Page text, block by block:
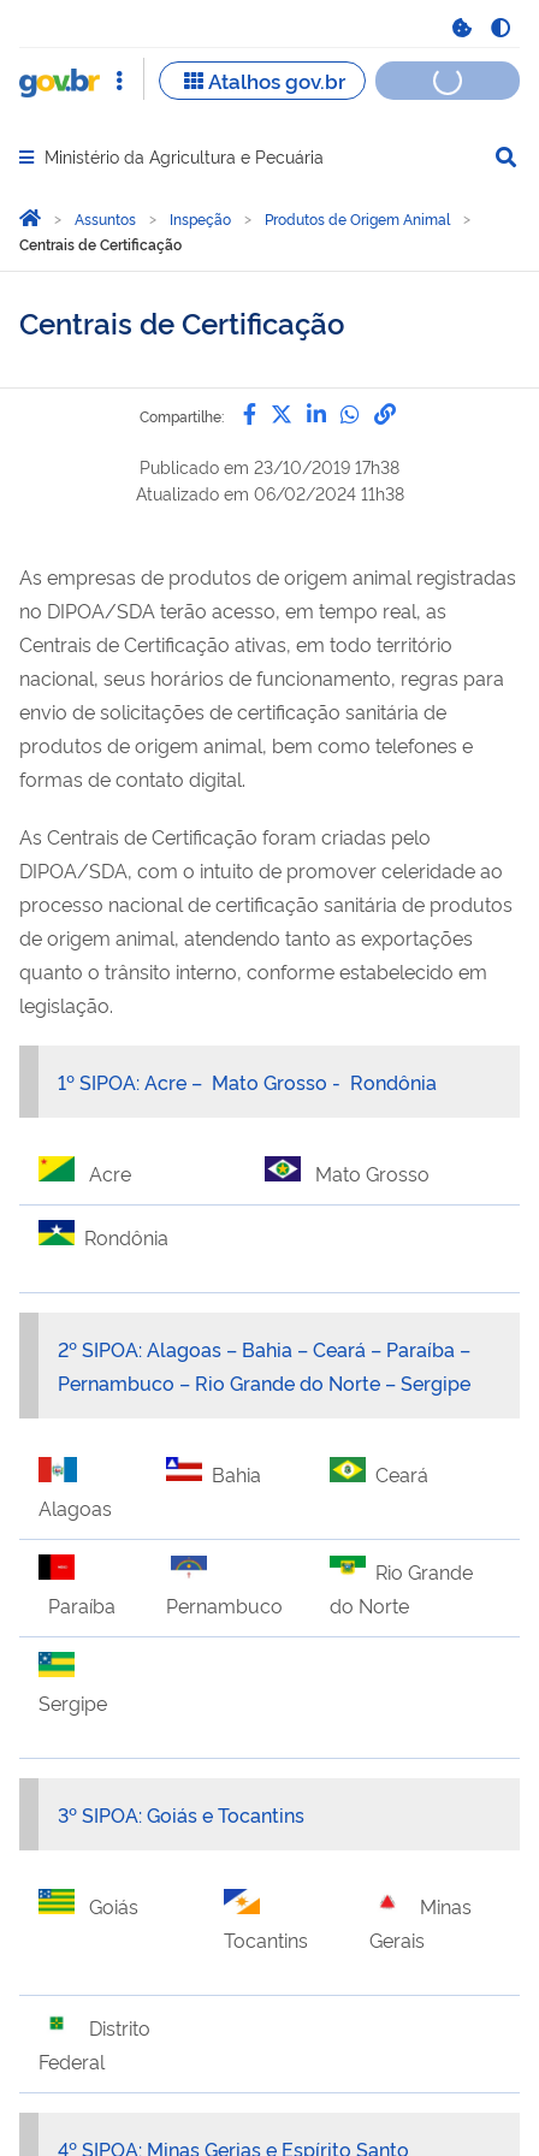
Abrir menu principal de navegação
Ministério da Agricultura e Pecuária
Você está aqui:
Página Inicial
Assuntos Inspeção
Produtos de Origem Animal
Centrais de Certificação
Centrais de Certificação
Compartilhe: Compartilhe por Facebook
Compartilhe por Twitter
Compartilhe por
Compartilhe
link para
Publicado em 23/10/2019 17h38
Atualizado em 06/02/2024 11h38
As empresas de produtos de origem animal registradas
no DIPOA/SDA terão acesso, em tempo real, as
Centrais de Certificação ativas, em todo território
nacional, seus horários de funcionamento, regras para
envio de solicitações de certificação sanitária de
produtos de origem animal, bem como telefones e
formas de contato digital.
As Centrais de Certificação foram criadas pelo
DIPOA/SDA, com o intuito de promover celeridade ao
processo nacional de certificação sanitária de produtos
de origem animal, atendendo tanto as exportações
quanto o trânsito interno, conforme estabelecido em
legislação.
1º SIPOA: Acre – Mato Grosso - Rondônia
Acre Mato Grosso
Rondônia
2º SIPOA: Alagoas – Bahia – Ceará – Paraíba –
Pernambuco – Rio Grande do Norte – Sergipe
Alagoas
Bahia Ceará
Paraíba Pernambuco
Rio Grande
do Norte
Sergipe
3º SIPOA: Goiás e Tocantins
Goiás
Tocantins
Minas
Gerais
Distrito
Federal
4º SIPOA: Minas Gerias e Espírito Santo